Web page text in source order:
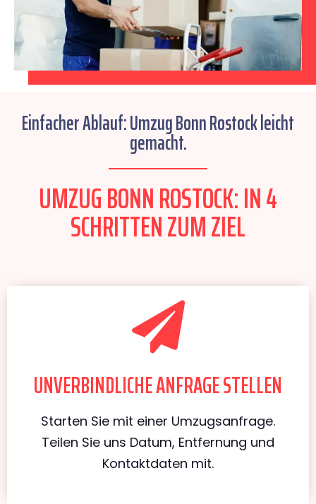
Einfacher Ablauf: Umzug Bonn Rostock leicht
gemacht.
UMZUG BONN ROSTOCK: IN 4
SCHRITTEN ZUM ZIEL
UNVERBINDLICHE ANFRAGE STELLEN
Starten Sie mit einer Umzugsanfrage.
Teilen Sie uns Datum, Entfernung und
Kontaktdaten mit.